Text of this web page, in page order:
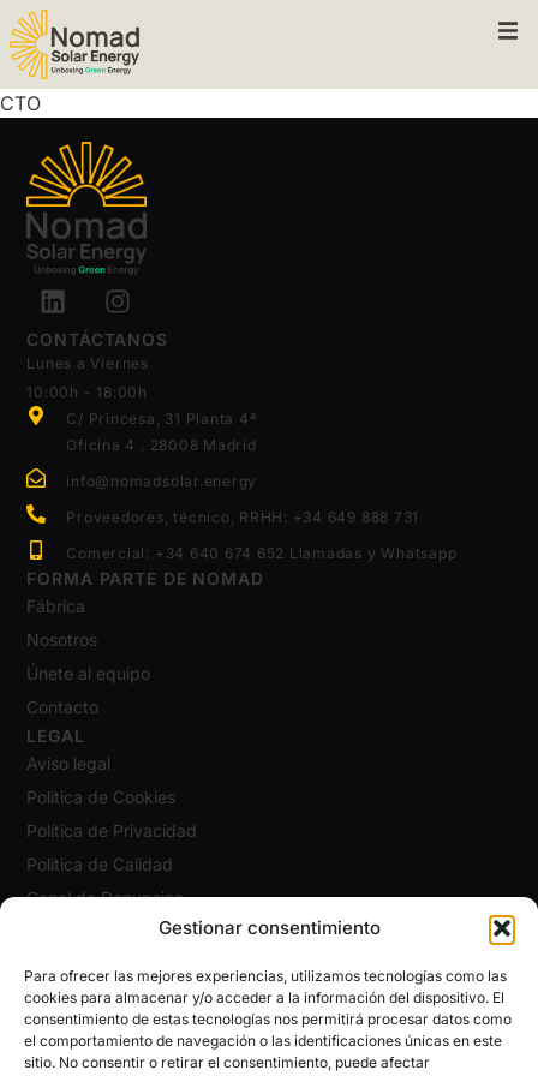
Gestionar consentimiento
Para ofrecer las mejores experiencias, utilizamos tecnologías como las
cookies para almacenar y/o acceder a la información del dispositivo. El
consentimiento de estas tecnologías nos permitirá procesar datos como
el comportamiento de navegación o las identificaciones únicas en este
sitio. No consentir o retirar el consentimiento, puede afectar
CTO
CONTÁCTANOS
Lunes a Viernes
10:00h - 18:00h
C/ Princesa, 31 Planta 4ª
Oficina 4 . 28008 Madrid
info@nomadsolar.energy
Proveedores, técnico, RRHH: +34 649 888 731
Comercial: +34 640 674 652 Llamadas y Whatsapp
FORMA PARTE DE NOMAD
Fábrica
Nosotros
Únete al equipo
Contacto
LEGAL
Aviso legal
Política de Cookies
Política de Privacidad
Política de Calidad
Canal de Denuncias